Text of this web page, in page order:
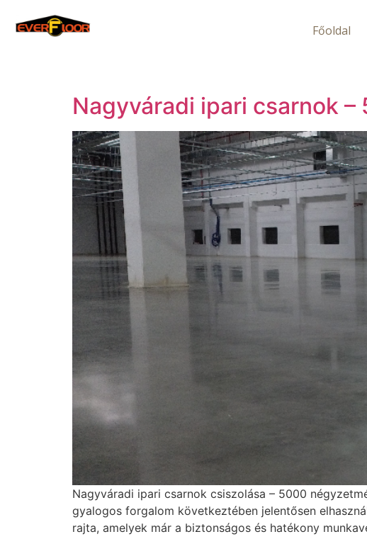
Főoldal
Nagyváradi ipari csarnok
Nagyváradi ipari csarnok csiszolása – 5000
gyalogos forgalom következtében jelentősen
rajta, amelyek már a biztonságos és hatékony